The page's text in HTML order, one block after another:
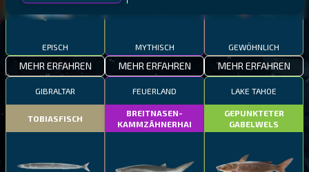
EPISCH
MEHR ERFAHREN
MYTHISCH
MEHR ERFAHREN
GEWÖHNLICH
MEHR ERFAHREN
GIBRALTAR
TOBIASFISCH
FEUERLAND
BREITNASEN-
KAMMZÄHNERHAI
LAKE TAHOE
GEPUNKTETER
GABELWELS